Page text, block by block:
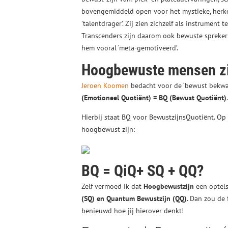
bovengemiddeld open voor het mystieke,
’talentdrager’. Zij zien zichzelf als
Transcenders zijn daarom ook bewuste
hem vooral ‘meta-gemotiveerd’.
Hoogbewuste mensen
Jeroen Koomen bedacht voor de ‘bewust
(Emotioneel Quotiënt) = BQ (Bewust Quotiënt).
Hierbij staat BQ voor BewustzijnsQuotiënt.
hoogbewust zijn:
BQ = QiQ+ SQ + QQ?
Zelf vermoed ik dat Hoogbewustzijn een
(SQ) en Quantum Bewustzijn (QQ). Dan zou
benieuwd hoe jij hierover denkt!